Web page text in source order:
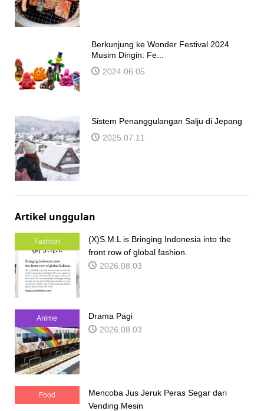
Berkunjung ke Wonder Festival 2024
Musim Dingin: Fe...
2024.06.05
Sistem Penanggulangan Salju di Jepang
2025.07.11
Artikel unggulan
Fashion
(X)S.M.L is Bringing Indonesia into the
front row of global fashion.
2026.08.03
Anime
Drama Pagi
2026.08.03
Food
Mencoba Jus Jeruk Peras Segar dari
Vending Mesin